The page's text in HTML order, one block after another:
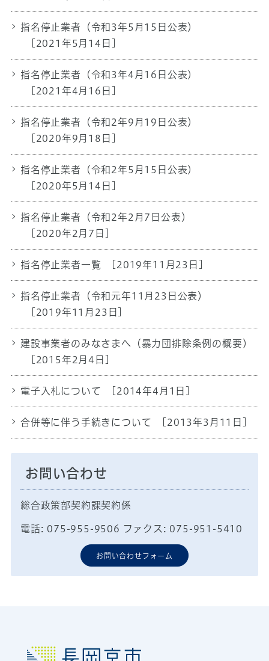
指名停止業者（令和3年5月15日公表）
[2021年5月14日]
指名停止業者（令和3年4月16日公表）
[2021年4月16日]
指名停止業者（令和2年9月19日公表）
[2020年9月18日]
指名停止業者（令和2年5月15日公表）
[2020年5月14日]
指名停止業者（令和2年2月7日公表）
[2020年2月7日]
指名停止業者一覧 [2019年11月23日]
指名停止業者（令和元年11月23日公表）
[2019年11月23日]
建設事業者のみなさまへ（暴力団排除条例の概要）
[2015年2月4日]
電子入札について [2014年4月1日]
合併等に伴う手続きについて [2013年3月11日]
お問い合わせ
総合政策部契約課契約係
電話: 075-955-9506 ファクス: 075-951-5410
お問い合わせフォーム